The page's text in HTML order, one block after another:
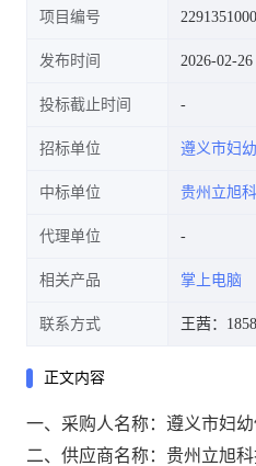
项目编号
发布时间 2026-02-26
投标截止时间
招标单位 遵义市妇
中标单位 贵州立旭
代理单位
相关产品 掌上电脑
联系方式 王茜：
正文内容
一、采购人名称： 遵义市妇
二、供应商名称： 贵州立旭